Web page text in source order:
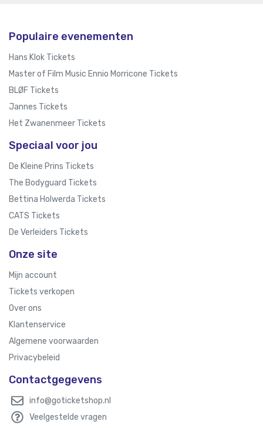
Populaire evenementen
Hans Klok Tickets
Master of Film Music Ennio Morricone Tickets
BLØF Tickets
Jannes Tickets
Het Zwanenmeer Tickets
Speciaal voor jou
De Kleine Prins Tickets
The Bodyguard Tickets
Bettina Holwerda Tickets
CATS Tickets
De Verleiders Tickets
Onze site
Mijn account
Tickets verkopen
Over ons
Klantenservice
Algemene voorwaarden
Privacybeleid
Contactgegevens
info@goticketshop.nl
Veelgestelde vragen